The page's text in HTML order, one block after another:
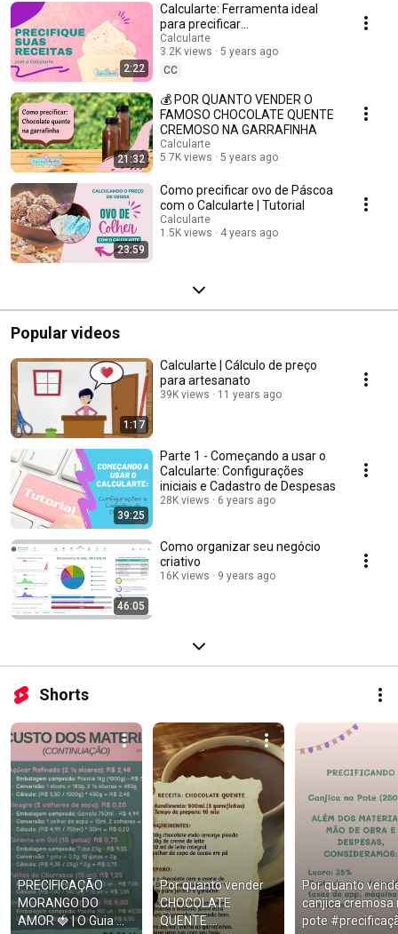
2:22
Calcularte: Ferramenta ideal
para precificar
automaticamente doces,
salgados, sabonetes e
cosméticos
Calcularte
3.2K views
5 years ago
CC
21:32
💰 POR QUANTO VENDER O
FAMOSO CHOCOLATE QUENTE
CREMOSO NA GARRAFINHA
Calcularte
5.7K views
5 years ago
23:59
Como precificar ovo de Páscoa
com o Calcularte | Tutorial
Calcularte
1.5K views
4 years ago
Popular videos
1:17
Calcularte | Cálculo de preço
para artesanato
39K views 11 years ago
39:25
Parte 1 - Começando a usar o
Calcularte: Configurações
iniciais e Cadastro de Despesas
28K views 6 years ago
46:05
Como organizar seu negócio
criativo
16K views 9 years ago
Shorts
PRECIFICAÇÃO
MORANGO DO
AMOR 🍓 | O Guia
Por quanto vender
CHOCOLATE
QUENTE
Por quanto
canjica cremosa
pote